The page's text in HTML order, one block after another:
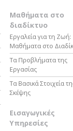
Μαθήματα στο
διαδίκτυο
Εργαλεία για τη Ζωή:
Μαθήματα στο
Τα Προβλήματα της
Εργασίας
Τα Βασικά Στοιχεία
Σκέψης
Εισαγωγικές
Υπηρεσίες